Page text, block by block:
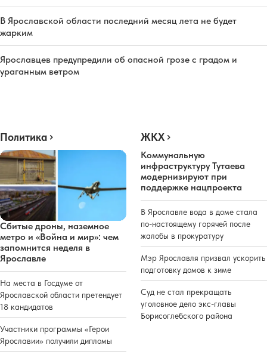
В Ярославской области последний месяц лета не будет
жарким
Ярославцев предупредили об опасной грозе с градом и
ураганным ветром
Политика
Сбитые дроны, наземное
метро и «Война и мир»: чем
запомнится неделя в
Ярославле
На места в Госдуме от
Ярославской области претендует
18 кандидатов
Участники программы «Герои
Ярославии» получили дипломы
ЖКХ
Коммунальную
инфраструктуру Тутаева
модернизируют при
поддержке нацпроекта
В Ярославле вода в доме стала
по-настоящему горячей после
жалобы в прокуратуру
Мэр Ярославля призвал ускорить
подготовку домов к зиме
Суд не стал прекращать
уголовное дело экс-главы
Борисоглебского района